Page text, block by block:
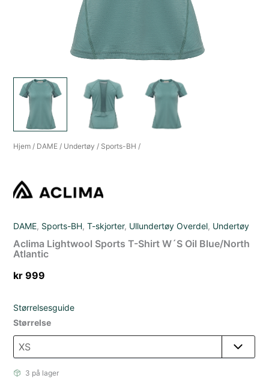
Hjem / DAME / Undertøy / Sports-BH /
DAME, Sports-BH,T-skjorter, Ullundertøy Overdel, Undertøy
Aclima Lightwool Sports T-Shirt W´S Oil Blue/North
Atlantic
kr 999
Størrelsesguide
Størrelse
3 på lager